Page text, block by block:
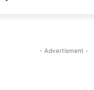
- Advertisment -